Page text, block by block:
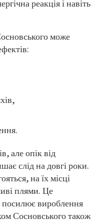
реакція і навіть
може
але опік від
слід на довгі роки.
на їх місці
плями. Це
посилює вироблення
Сосновського також